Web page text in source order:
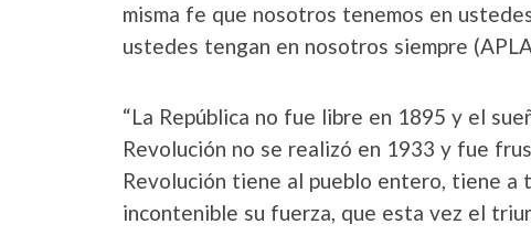
misma fe que nosotros tenemos en
ustedes tengan en nosotros siempre
“La República no fue libre en 1895 y el
Revolución no se realizó en 1933 y fue
Revolución tiene al pueblo entero, tiene
incontenible su fuerza, que esta vez el